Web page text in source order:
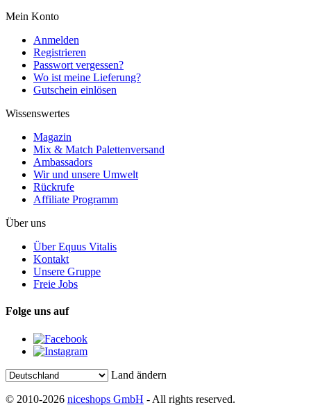
Mein Konto
Anmelden
Registrieren
Passwort vergessen?
Wo ist meine Lieferung?
Gutschein einlösen
Wissenswertes
Magazin
Mix & Match Palettenversand
Ambassadors
Wir und unsere Umwelt
Rückrufe
Affiliate Programm
Über uns
Über Equus Vitalis
Kontakt
Unsere Gruppe
Freie Jobs
Folge uns auf
Land ändern
© 2010-2026 niceshops GmbH - All rights reserved.